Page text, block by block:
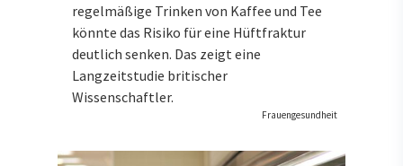
regelmäßige Trinken von Kaffee und Tee
könnte das Risiko für eine Hüftfraktur
deutlich senken. Das zeigt eine
Langzeitstudie britischer
Wissenschaftler.
Frauengesundheit